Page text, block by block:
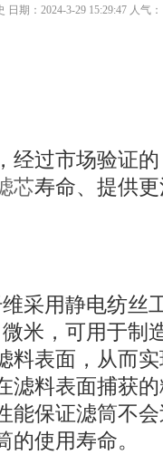
期：2024-3-29 15:29:47 人气：
经过市场验证
芯寿命、提供
采用静电纺丝
米，可用于制
料表面，从而
滤料表面捕获
能保证滤筒不
的使用寿命。